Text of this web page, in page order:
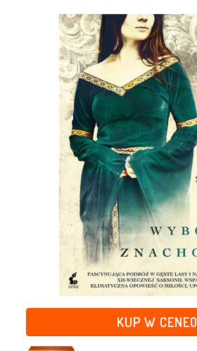
KUP W CENEO